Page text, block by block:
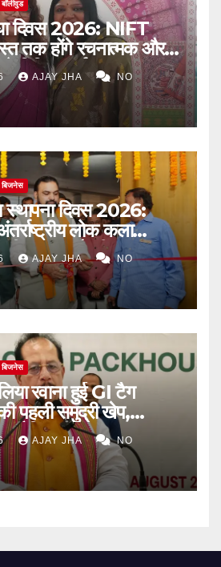
बॉलीवुड
दिवस 2026: NIFT
तक होंगे रचनात्मक और
कार्यक्रम
AJAY JHA NO
बिजनेस
स्थापना दिवस 2026:
लोक कला
सम्राट चौधरी का बड़ा
AJAY JHA NO
बिजनेस
रवाना हुई GI टैग
पहली समुद्री खेप,
वैश्विक बाजार
AJAY JHA NO